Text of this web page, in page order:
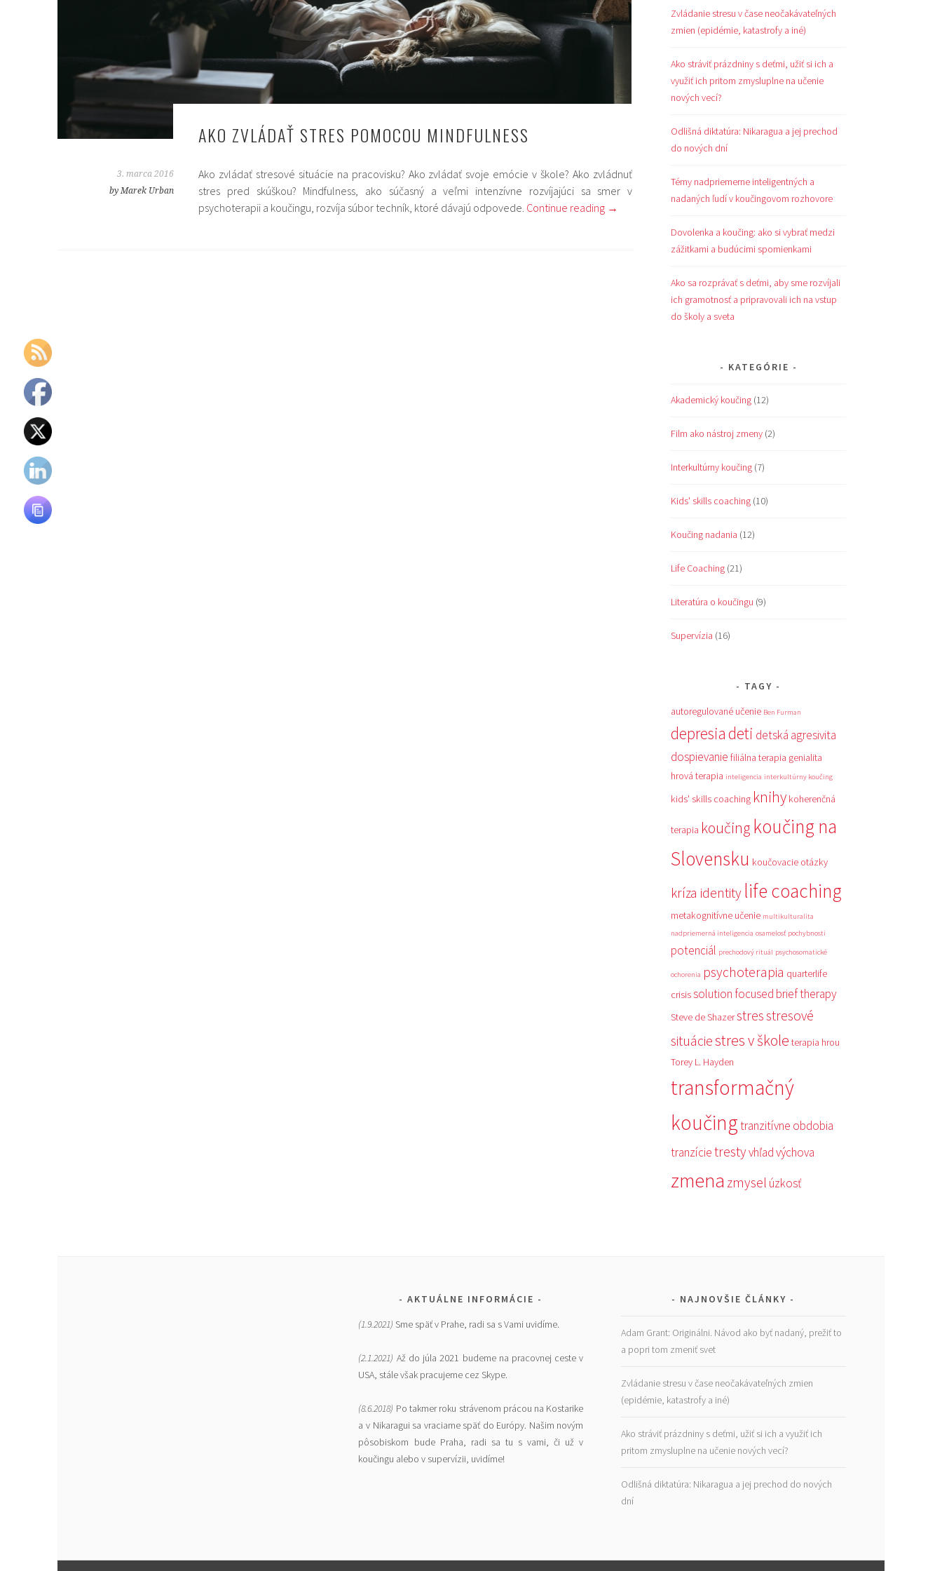
AKO ZVLÁDAŤ STRES POMOCOU MINDFULNESS
3. marca 2016
by Marek Urban
Ako zvládať stresové situácie na pracovisku? Ako zvládať svoje emócie v škole? Ako zvládnuť
stres pred skúškou? Mindfulness, ako súčasný a veľmi intenzívne rozvíjajúci sa smer v
psychoterapii a koučingu, rozvíja súbor techník, ktoré dávajú odpovede. Continue reading →
Zvládanie stresu v čase neočakávateľných
zmien (epidémie, katastrofy a iné)
Ako stráviť prázdniny s deťmi, užiť si ich a
využiť ich pritom zmysluplne na učenie
nových vecí?
Odlišná diktatúra: Nikaragua a jej prechod
do nových dní
Témy nadpriemerne inteligentných a
nadaných ľudí v koučingovom rozhovore
Dovolenka a koučing: ako si vybrať medzi
zážitkami a budúcimi spomienkami
Ako sa rozprávať s deťmi, aby sme rozvíjali
ich gramotnosť a pripravovali ich na vstup
do školy a sveta
KATEGÓRIE
Akademický koučing (12)
Film ako nástroj zmeny (2)
Interkultúrny koučing (7)
Kids' skills coaching (10)
Koučing nadania (12)
Life Coaching (21)
Literatúra o koučingu (9)
Supervízia (16)
TAGY
autoregulované učenie Ben Furman
depresiadeti detská agresivita
dospievanie filiálna terapia genialita
hrová terapia inteligencia interkultúrny koučing
kids' skills coaching knihy koherenčná
terapia koučing koučing na
Slovensku koučovacie otázky
kríza identity life coaching
metakognitívne učenie multikulturalita
nadpriemerná inteligencia osamelosť pochybnosti
potenciál prechodový rituál psychosomatické
ochorenia psychoterapia quarterlife
crisissolution focused brief therapy
Steve de Shazerstresstresové
situáciestres v škole terapia hrou
Torey L. Hayden
transformačný
koučingtranzitívne obdobia
tranzícietrestyvhľadvýchova
zmena zmysel úzkosť
AKTUÁLNE INFORMÁCIE
(1.9.2021) Sme späť v Prahe, radi sa s Vami uvidíme.
(2.1.2021) Až do júla 2021 budeme na pracovnej ceste v
USA, stále však pracujeme cez Skype.
(8.6.2018) Po takmer roku strávenom prácou na Kostarike
a v Nikaragui sa vraciame späť do Európy. Našim novým
pôsobiskom bude Praha, radi sa tu s vami, či už v
koučingu alebo v supervízii, uvidíme!
NAJNOVŠIE ČLÁNKY
Adam Grant: Originálni. Návod ako byť nadaný, prežiť to
a popri tom zmeniť svet
Zvládanie stresu v čase neočakávateľných zmien
(epidémie, katastrofy a iné)
Ako stráviť prázdniny s deťmi, užiť si ich a využiť ich
pritom zmysluplne na učenie nových vecí?
Odlišná diktatúra: Nikaragua a jej prechod do nových
dní